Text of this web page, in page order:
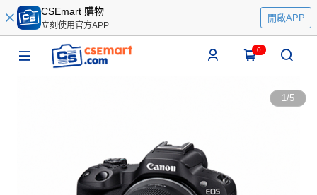
CSEmart 購物
立刻使用官方APP
開啟APP
0
1/5